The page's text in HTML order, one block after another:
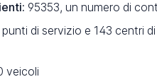
95353, un numero di
di servizio e 143 centri
veicoli